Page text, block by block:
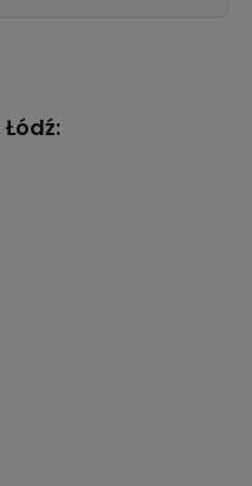
Łódź: